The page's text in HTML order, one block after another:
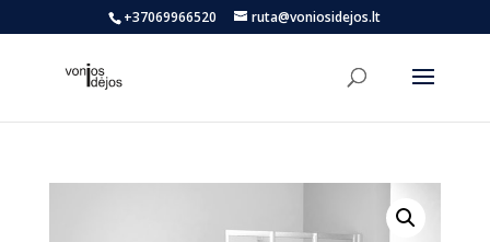
+37069966520 ruta@voniosidejos.lt